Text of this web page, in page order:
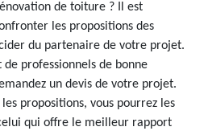
de toiture ? Il est
les propositions des
du partenaire de votre projet.
de professionnels de bonne
un devis de votre projet.
propositions, vous pourrez les
qui offre le meilleur rapport